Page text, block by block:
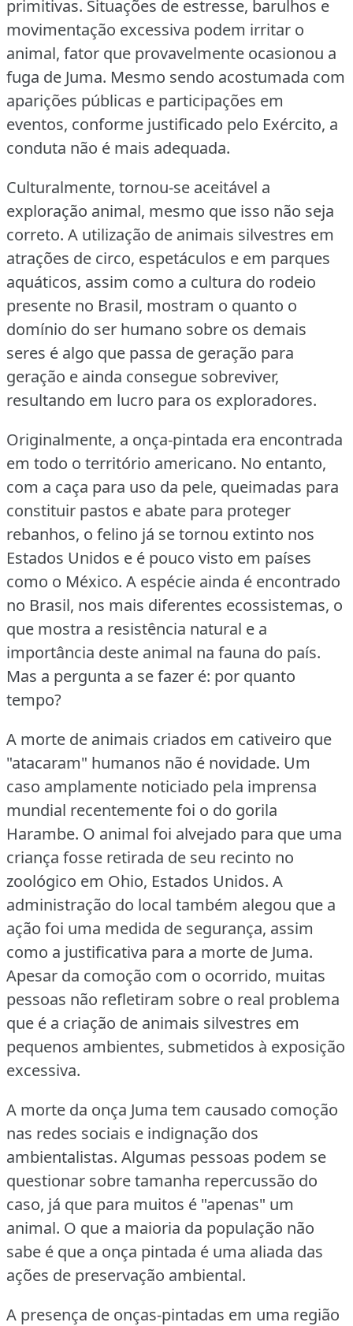
primitivas. Situações de estresse, barulhos e
movimentação excessiva podem irritar o
animal, fator que provavelmente ocasionou a
fuga de Juma. Mesmo sendo acostumada com
aparições públicas e participações em
eventos, conforme justificado pelo Exército, a
conduta não é mais adequada.
Culturalmente, tornou-se aceitável a
exploração animal, mesmo que isso não seja
correto. A utilização de animais silvestres em
atrações de circo, espetáculos e em parques
aquáticos, assim como a cultura do rodeio
presente no Brasil, mostram o quanto o
domínio do ser humano sobre os demais
seres é algo que passa de geração para
geração e ainda consegue sobreviver,
resultando em lucro para os exploradores.
Originalmente, a onça-pintada era encontrada
em todo o território americano. No entanto,
com a caça para uso da pele, queimadas para
constituir pastos e abate para proteger
rebanhos, o felino já se tornou extinto nos
Estados Unidos e é pouco visto em países
como o México. A espécie ainda é encontrado
no Brasil, nos mais diferentes ecossistemas, o
que mostra a resistência natural e a
importância deste animal na fauna do país.
Mas a pergunta a se fazer é: por quanto
tempo?
A morte de animais criados em cativeiro que
"atacaram" humanos não é novidade. Um
caso amplamente noticiado pela imprensa
mundial recentemente foi o do gorila
Harambe. O animal foi alvejado para que uma
criança fosse retirada de seu recinto no
zoológico em Ohio, Estados Unidos. A
administração do local também alegou que a
ação foi uma medida de segurança, assim
como a justificativa para a morte de Juma.
Apesar da comoção com o ocorrido, muitas
pessoas não refletiram sobre o real problema
que é a criação de animais silvestres em
pequenos ambientes, submetidos à exposição
excessiva.
A morte da onça Juma tem causado comoção
nas redes sociais e indignação dos
ambientalistas. Algumas pessoas podem se
questionar sobre tamanha repercussão do
caso, já que para muitos é "apenas" um
animal. O que a maioria da população não
sabe é que a onça pintada é uma aliada das
ações de preservação ambiental.
A presença de onças-pintadas em uma região